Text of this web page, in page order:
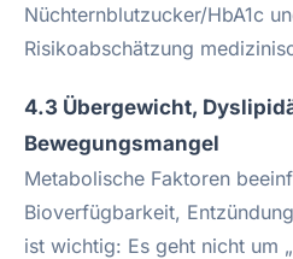
Nüchternblutzucker/HbA1c
Risikoabschätzung
4.3 Übergewicht,
Bewegungsmangel
Metabolische Faktoren
Bioverfügbarkeit,
ist wichtig: Es geht nicht um